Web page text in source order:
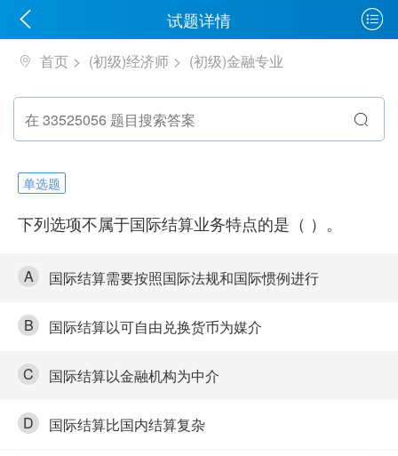
试题详情
首页 (初级)经济师 (初级)金融专业
单选题
下列选项不属于国际结算业务特点的是（ ）。
A 国际结算需要按照国际法规和国际惯例进行
B 国际结算以可自由兑换货币为媒介
C 国际结算以金融机构为中介
D 国际结算比国内结算复杂